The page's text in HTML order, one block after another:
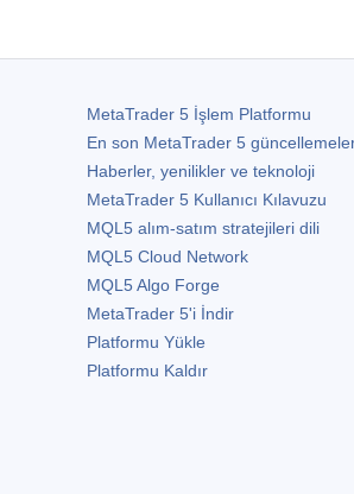
MetaTrader 5İşlem Platformu
En son MetaTrader 5
Haberler, yenilikler ve teknoloji
MetaTrader 5Kullanıcı Kılavuzu
MQL5 alım-satım stratejileri dili
MQL5 Cloud Network
MQL5 Algo Forge
MetaTrader 5'i İndir
Platformu Yükle
Platformu Kaldır